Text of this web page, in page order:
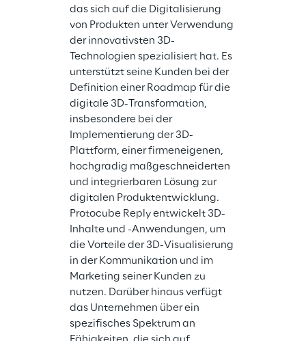
das sich auf die Digitalisierung
von Produkten unter Verwendung
der innovativsten 3D-
Technologien spezialisiert hat. Es
unterstützt seine Kunden bei der
Definition einer Roadmap für die
digitale 3D-Transformation,
insbesondere bei der
Implementierung der 3D-
Plattform, einer firmeneigenen,
hochgradig maßgeschneiderten
und integrierbaren Lösung zur
digitalen Produktentwicklung.
Protocube Reply entwickelt 3D-
Inhalte und -Anwendungen, um
die Vorteile der 3D-Visualisierung
in der Kommunikation und im
Marketing seiner Kunden zu
nutzen. Darüber hinaus verfügt
das Unternehmen über ein
spezifisches Spektrum an